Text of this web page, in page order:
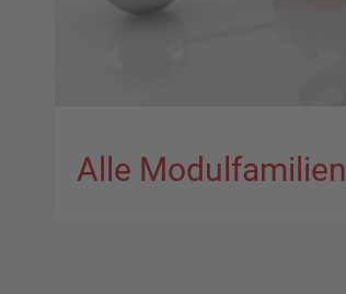
Alle Modulfamilien